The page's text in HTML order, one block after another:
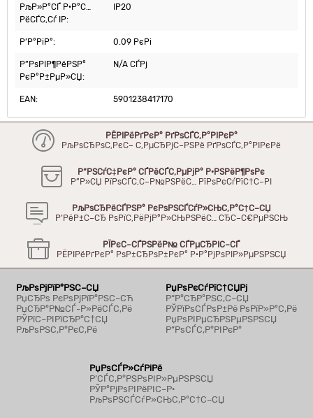
РљР»Р°СЃ Р·Р°С…
РёСЃС‚Сѓ IP:
IP20
Р’Р°РіР°: 0.09 РєРі
Р”РѕРІР¶РёРЅР°
РєР°Р±РµР»СЏ:
N/A СЃРј
EAN: 5901238417170
РЁРІРёРґРєР° РґРѕСЃС‚Р°РІРєР°
РљРѕСЂРѕС‚РєС– С‚РµСЂРјС–РЅРё РґРѕСЃС‚Р°РІРєРё
Р“РЅСѓС‡РєР° СЃРёСЃС‚РµРјР° Р·РЅРёР¶РѕРє
Р”Р»СЏ РїРѕСЃС‚С–Р№РЅРёС… РїРѕРєСѓРїС†С–РІ
РљРѕСЂРёСЃРЅР° РєРѕРЅСЃСѓР»СЊС‚Р°С†С–СЏ
Р’РёР±С–СЂ РѕРїС‚РёРјР°Р»СЊРЅРёС… СЂС–С€РµРЅСЊ
РЇРєС–СЃРЅРёР№ СЃРµСЂРІС–СЃ
РЁРІРёРґРєР° РѕР±СЂРѕР±РєР° Р·Р°РјРѕРІР»РµРЅРЅСЏ
РљРѕРјРїР°РЅС–СЏ
РџСЂРѕ РєРѕРјРїР°РЅС–СЋ
РџСЂР°Р№СЃ-Р»РёСЃС‚Рё
РЎРїС–РІРїСЂР°С†СЏ
РљРѕРЅС‚Р°РєС‚Рё
РџРѕРєСѓРїС†СЏРј
Р“Р°СЂР°РЅС‚С–СЏ
РЎРїРѕСЃРѕР±Рё РѕРїР»Р°С‚Рё
РџРѕРІРµСЂРЅРµРЅРЅСЏ
Р”РѕСЃС‚Р°РІРєР°
РџРѕСЃР»СѓРіРё
Р’СЃС‚Р°РЅРѕРІР»РµРЅРЅСЏ
РЎР°РјРѕРІРёРІС–Р·
РљРѕРЅСЃСѓР»СЊС‚Р°С†С–СЏ